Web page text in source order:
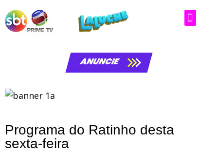
ANUNCIE
Programa do Ratinho desta
sexta-feira